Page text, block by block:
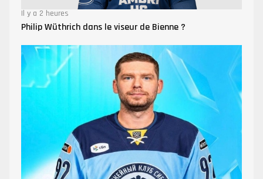
Il y a 2 heures
Philip Wüthrich dans le viseur de Bienne ?